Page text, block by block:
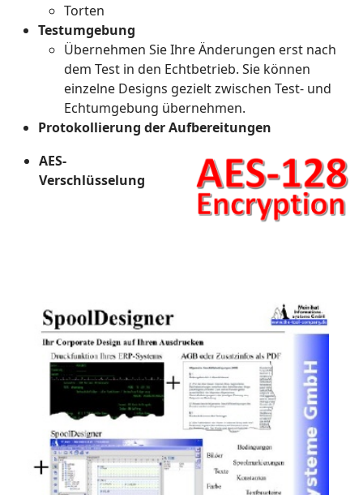
Torten
Testumgebung
Übernehmen Sie Ihre Änderungen erst nach
dem Test in den Echtbetrieb. Sie können
einzelne Designs gezielt zwischen Test- und
Echtumgebung übernehmen.
Protokollierung der Aufbereitungen
AES-
Verschlüsselung